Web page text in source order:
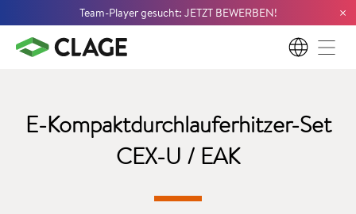
Team-Player gesucht: JETZT BEWERBEN! ×
DE
E-Kompaktdurchlauferhitzer-Set
CEX-U / EAK